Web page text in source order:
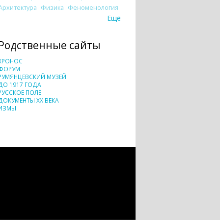
Физика Феноменология
Еще
сайты
МУЗЕЙ
1917 ГОДА
ПОЛЕ
XX ВЕКА